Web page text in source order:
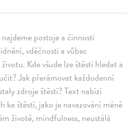
postoje a činnosti
vděčnosti a vůbec
Kde všude lze štěstí hledat a
Jak přerámovat každodenní
zdroje štěstí? Text nabízí
ke štěstí, jako je navazování méně
životě, mindfulness, neustálá